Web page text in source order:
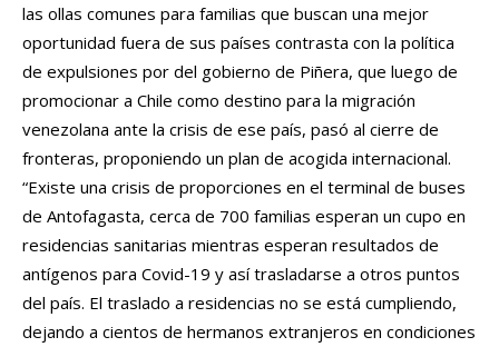
las ollas comunes para familias que buscan una mejor
oportunidad fuera de sus países contrasta con la política
de expulsiones por del gobierno de Piñera, que luego de
promocionar a Chile como destino para la migración
venezolana ante la crisis de ese país, pasó al cierre de
fronteras, proponiendo un plan de acogida internacional.
“Existe una crisis de proporciones en el terminal de buses
de Antofagasta, cerca de 700 familias esperan un cupo en
residencias sanitarias mientras esperan resultados de
antígenos para Covid-19 y así trasladarse a otros puntos
del país. El traslado a residencias no se está cumpliendo,
dejando a cientos de hermanos extranjeros en condiciones